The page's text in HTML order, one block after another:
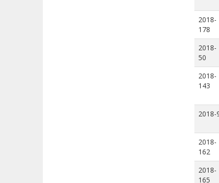
2018-
178
2018-
50
2018-
143
2018-
2018-
162
2018-
165